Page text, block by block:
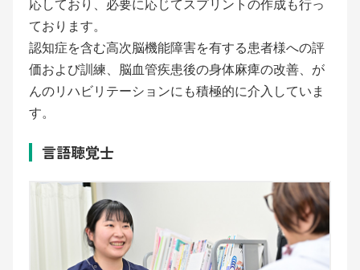
応しており、必要に応じてスプリントの作成も行っ
ております。
認知症を含む高次脳機能障害を有する患者様への評
価および訓練、脳血管疾患後の身体麻痺の改善、が
んのリハビリテーションにも積極的に介入していま
す。
言語聴覚士